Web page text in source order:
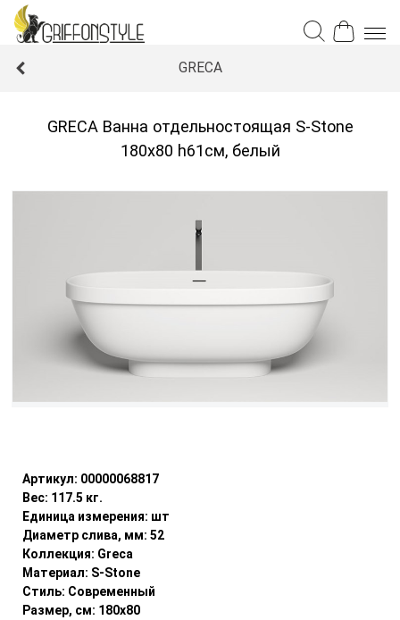
GRECA
GRECA Ванна отдельностоящая S-Stone
180x80 h61см, белый
Артикул: 00000068817
Вес: 117.5 кг.
Единица измерения: шт
Диаметр слива, мм: 52
Коллекция: Greca
Материал: S-Stone
Стиль: Современный
Размер, см: 180x80